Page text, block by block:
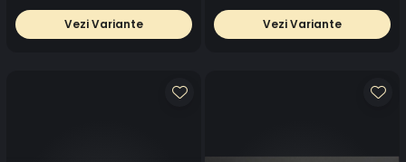
Vezi Variante Vezi Variante